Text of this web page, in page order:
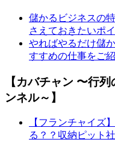
儲かるビジネスの
さえておきたいポ
やればやるだけ儲
すすめの仕事をご
【カバチャン 〜行
ンネル～】
【フランチャイズ
る？？収納ピット